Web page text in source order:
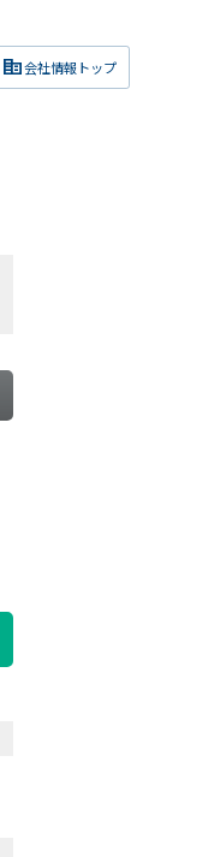
corporate_fare会社情報トップ